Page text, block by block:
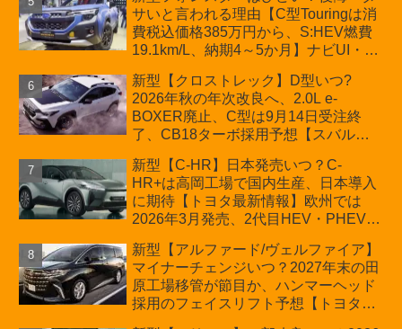
サいと言われる理由【C型Touringは消
費税込価格385万円から、S:HEV燃費
19.1km/L、納期4～5か月】ナビUI・冬
カーオブザイヤーとJNCAP大賞受賞後
も残る注意点
新型【クロストレック】D型いつ?
2026年秋の年次改良へ、2.0L e-
BOXER廃止、C型は9月14日受注終
了、CB18ターボ採用予想【スバル最
新型【C-HR】日本発売いつ？C-
HR+は高岡工場で国内生産、日本導入
に期待【トヨタ最新情報】欧州では
2026年3月発売、2代目HEV・PHEVは
新型【アルファード/ヴェルファイア】
マイナーチェンジいつ？2027年末の田
原工場移管が節目か、ハンマーヘッド
採用のフェイスリフト予想【トヨタ最